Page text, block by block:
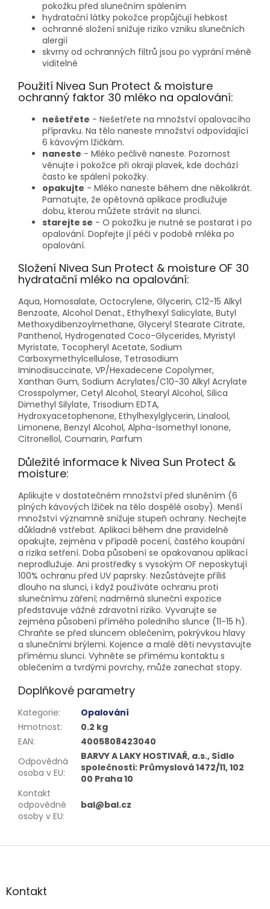
pokožku před slunečním spálením
hydratační látky pokožce propůjčují hebkost
ochranné složení snižuje riziko vzniku slunečních
alergií
skvrny od ochranných filtrů jsou po vyprání méně
viditelné
Použití Nivea Sun Protect & moisture
ochranný faktor 30 mléko na opalování:
nešetřete - Nešetřete na množství opalovacího
přípravku. Na tělo naneste množství odpovídající
6 kávovým lžičkám.
naneste - Mléko pečlivě naneste. Pozornost
věnujte i pokožce při okraji plavek, kde dochází
často ke spálení pokožky.
opakujte - Mléko naneste během dne několikrát.
Pamatujte, že opětovná aplikace prodlužuje
dobu, kterou můžete strávit na slunci.
starejte se - O pokožku je nutné se postarat i po
opalování. Dopřejte jí péči v podobě mléka po
opalování.
Složení Nivea Sun Protect & moisture OF 30
hydratační mléko na opalování:
Aqua, Homosalate, Octocrylene, Glycerin, C12-15 Alkyl
Benzoate, Alcohol Denat., Ethylhexyl Salicylate, Butyl
Methoxydibenzoylmethane, Glyceryl Stearate Citrate,
Panthenol, Hydrogenated Coco-Glycerides, Myristyl
Myristate, Tocopheryl Acetate, Sodium
Carboxymethylcellulose, Tetrasodium
Iminodisuccinate, VP/Hexadecene Copolymer,
Xanthan Gum, Sodium Acrylates/C10-30 Alkyl Acrylate
Crosspolymer, Cetyl Alcohol, Stearyl Alcohol, Silica
Dimethyl Silylate, Trisodium EDTA,
Hydroxyacetophenone, Ethylhexylglycerin, Linalool,
Limonene, Benzyl Alcohol, Alpha-Isomethyl Ionone,
Citronellol, Coumarin, Parfum
Důležité informace k Nivea Sun Protect &
moisture:
Aplikujte v dostatečném množství před sluněním (6
plných kávových lžiček na tělo dospělé osoby). Menší
množství významně snižuje stupeň ochrany. Nechejte
důkladně vstřebat. Aplikaci během dne pravidelně
opakujte, zejména v případě pocení, častého koupání
a rizika setření. Doba působení se opakovanou aplikací
neprodlužuje. Ani prostředky s vysokým OF neposkytují
100% ochranu před UV paprsky. Nezůstávejte příliš
dlouho na slunci, i když používáte ochranu proti
slunečnímu záření; nadměrná sluneční expozice
představuje vážné zdravotní riziko. Vyvarujte se
zejména působení přímého poledního slunce (11-15 h).
Chraňte se před sluncem oblečením, pokrývkou hlavy
a slunečními brýlemi. Kojence a malé děti nevystavujte
přímému slunci. Vyhněte se přímému kontaktu s
oblečením a tvrdými povrchy, může zanechat stopy.
Doplňkové parametry
Kategorie:
Opalování
Hmotnost:
0.2 kg
EAN:
4005808423040
Odpovědná
osoba v EU:
BARVY A LAKY HOSTIVAŘ, a.s., Sídlo
společnosti: Průmyslová 1472/11, 102
00 Praha 10
Kontakt
odpovědné
osoby v EU:
bal@bal.cz
Z
aKontakt